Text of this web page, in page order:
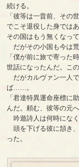
続ける。
「彼等は一昔前、その
でこそ退役した身では
その国はもう無くなっ
だがその小国も今は
「僕が前に旅で寄った
世話になったんだ。こ
だがカルヴァン一人
ば……。
「君達特異運命座標に
んだ。頼む、彼等の元
吟遊詩人は何時にな
頭を下げる彼に頷き
った。